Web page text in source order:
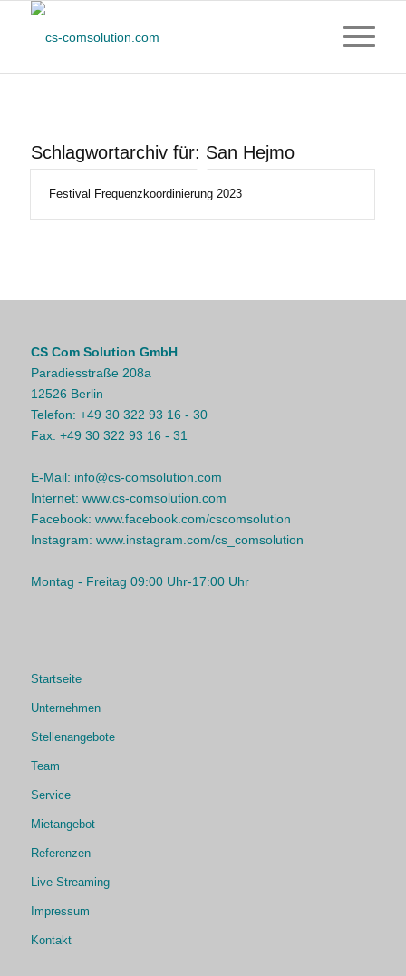
Schlagwortarchiv für: San Hejmo
Festival Frequenzkoordinierung 2023
CS Com Solution GmbH
Paradiesstraße 208a
12526 Berlin
Telefon: +49 30 322 93 16 - 30
Fax: +49 30 322 93 16 - 31
E-Mail: info@cs-comsolution.com
Internet: www.cs-comsolution.com
Facebook: www.facebook.com/cscomsolution
Instagram: www.instagram.com/cs_comsolution
Montag - Freitag 09:00 Uhr-17:00 Uhr
Startseite
Unternehmen
Stellenangebote
Team
Service
Mietangebot
Referenzen
Live-Streaming
Impressum
Kontakt